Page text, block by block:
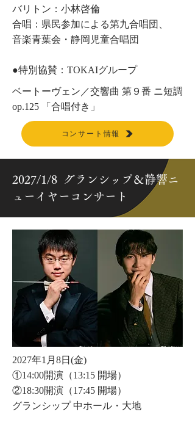
バリトン：小林啓倫
合唱：県民参加による第九合唱団、
​音楽青葉会・静岡児童合唱団
​●特別協賛：TOKAIグループ
ベートーヴェン／交響曲 第９番 ニ短調
op.125 「合唱付き」
コンサート情報
2027/1/8 グランシップ＆静響ニ
ューイヤーコンサート
2027年1月8日(金)
①14:00開演（13:15 開場）
②18:30開演（17:45 開場）
グランシップ 中ホール・大地